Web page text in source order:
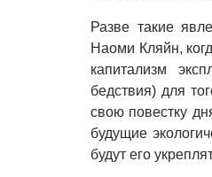
Разве такие
Наоми Кляйн,
капитализм
бедствия) для
свою повестку
будущие
будут его